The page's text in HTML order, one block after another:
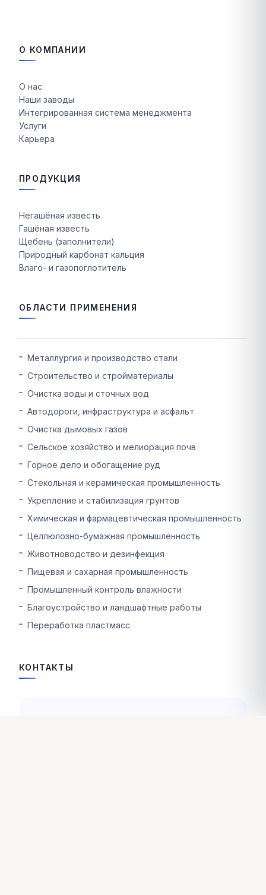
О КОМПАНИИ
О нас
Наши заводы
Интегрированная система менеджмента
Услуги
Карьера
ПРОДУКЦИЯ
Негашёная известь
Гашёная известь
Щебень (заполнители)
Природный карбонат кальция
Влаго- и газопоглотитель
ОБЛАСТИ ПРИМЕНЕНИЯ
Металлургия и производство стали
Строительство и стройматериалы
Очистка воды и сточных вод
Автодороги, инфраструктура и асфальт
Очистка дымовых газов
Сельское хозяйство и мелиорация почв
Горное дело и обогащение руд
Стекольная и керамическая промышленность
Укрепление и стабилизация грунтов
Химическая и фармацевтическая промышленность
Целлюлозно-бумажная промышленность
Животноводство и дезинфекция
Пищевая и сахарная промышленность
Промышленный контроль влажности
Благоустройство и ландшафтные работы
Переработка пластмасс
КОНТАКТЫ